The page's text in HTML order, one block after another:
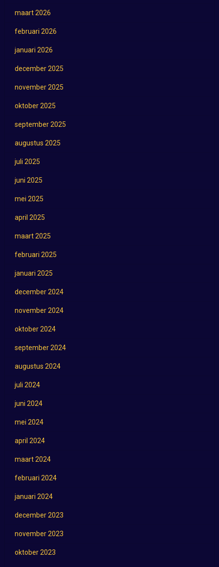
maart 2026
februari 2026
januari 2026
december 2025
november 2025
oktober 2025
september 2025
augustus 2025
juli 2025
juni 2025
mei 2025
april 2025
maart 2025
februari 2025
januari 2025
december 2024
november 2024
oktober 2024
september 2024
augustus 2024
juli 2024
juni 2024
mei 2024
april 2024
maart 2024
februari 2024
januari 2024
december 2023
november 2023
oktober 2023